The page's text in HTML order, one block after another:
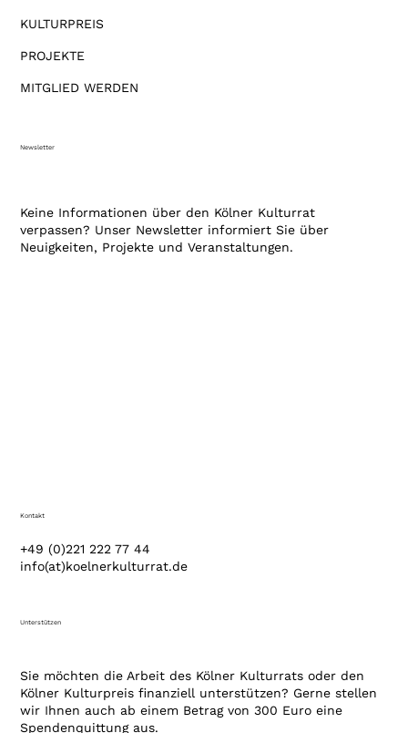
KULTURPREIS
PROJEKTE
MITGLIED WERDEN
Newsletter
Keine Informationen über den Kölner Kulturrat
verpassen? Unser Newsletter informiert Sie über
Neuigkeiten, Projekte und Veranstaltungen.
+49 (0)221 222 77 44
info(at)koelnerkulturrat.de
Kontakt
Unterstützen
Sie möchten die Arbeit des Kölner Kulturrats oder den
Kölner Kulturpreis finanziell unterstützen? Gerne stellen
wir Ihnen auch ab einem Betrag von 300 Euro eine
Spendenquittung aus.